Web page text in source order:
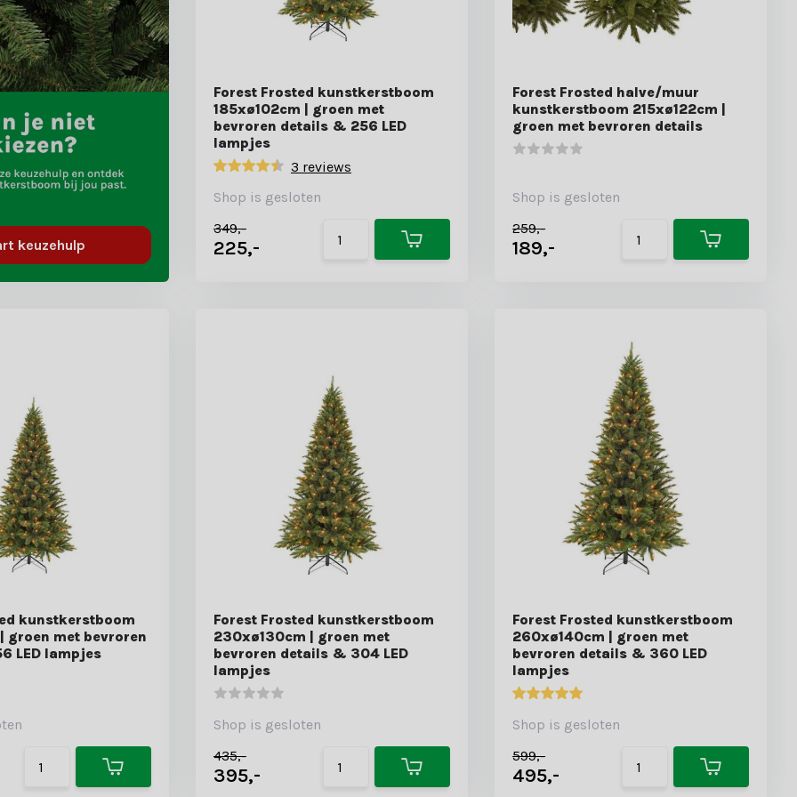
keuzehulp
Forest Frosted kunstkerstboom
185xø102cm | groen met
bevroren details & 256 LED
lampjes
3 reviews
Shop is gesloten
349,-
225,-
Forest Frosted halve/muur
kunstkerstboom 215xø122cm |
groen met bevroren details
Shop is gesloten
259,-
189,-
kunstkerstboom
| groen met bevroren
LED lampjes
Forest Frosted kunstkerstboom
230xø130cm | groen met
bevroren details & 304 LED
lampjes
Shop is gesloten
435,-
395,-
Forest Frosted kunstkerstboom
260xø140cm | groen met
bevroren details & 360 LED
lampjes
Shop is gesloten
599,-
495,-